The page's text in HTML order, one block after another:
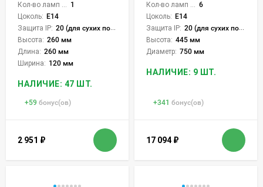
Кол-во ламп или LED: 1
Цоколь: E14
Защита IP: 20 (для сухих пом.)
Высота: 260 мм
Длина: 260 мм
Ширина: 120 мм
НАЛИЧИЕ: 47 ШТ.
+59 бонус(ов)
2 951 ₽
Кол-во ламп или LED: 6
Цоколь: E14
Защита IP: 20 (для сухих пом.)
Высота: 445 мм
Диаметр: 750 мм
НАЛИЧИЕ: 9 ШТ.
+341 бонус(ов)
17 094 ₽